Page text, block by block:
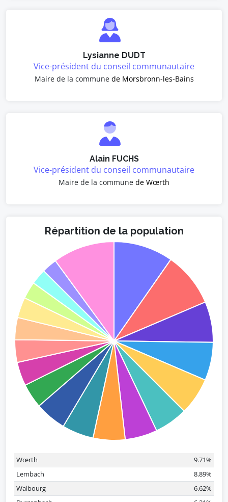
Lysianne DUDT
Vice-président du conseil communautaire
Maire de la commune de Morsbronn-les-Bains
Alain FUCHS
Vice-président du conseil communautaire
Maire de la commune de Wœrth
Répartition de la population
Wœrth
9.71%
Lembach
8.89%
Walbourg
6.62%